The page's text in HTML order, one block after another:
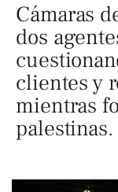
Cámaras
dos
clientes y
mientras
palestinas.